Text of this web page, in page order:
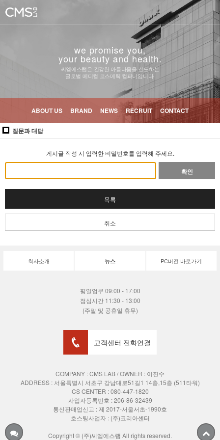
we promise you,
your beauty and health.
씨엠에스랩은 건강한 아름다움을 선도하는
글로벌 메디컬 코스메틱 컴퍼니입니다.
ABOUT US BRAND NEWS RECRUIT CONTACT
질문과 대답
게시글 작성 시 입력한 비밀번호를 입력해 주세요.
확인
목록
취소
회사소개 뉴스 PC버전 바로가기
평일업무 09:00 - 17:00
점심시간 11:30 - 13:00
(주말 및 공휴일 휴무)
고객센터 전화연결
COMPANY : CMS LAB / OWNER : 이진수
ADDRESS : 서울특별시 서초구 강남대로51길1 14층,15층 (511타워)
CS CENTER : 080-447-1820
사업자등록번호 : 206-86-32439
통신판매업신고 : 제 2017-서울서초-1990호
호스팅사업자 : (주)코리아센터
Copyright © (주)씨엠에스랩 All rights reserved.